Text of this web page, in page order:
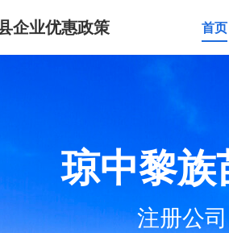
企业优惠政策 首页
琼中黎
注册公